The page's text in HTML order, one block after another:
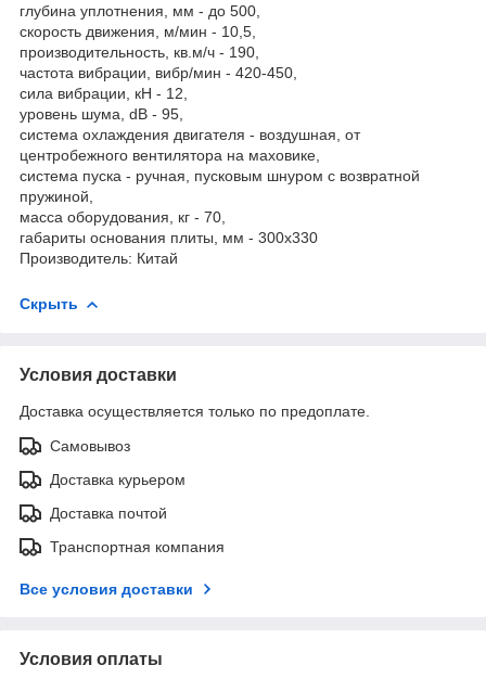
глубина уплотнения, мм - до 500,
скорость движения, м/мин - 10,5,
производительность, кв.м/ч - 190,
частота вибрации, вибр/мин - 420-450,
сила вибрации, кН - 12,
уровень шума, dB - 95,
система охлаждения двигателя - воздушная, от
центробежного вентилятора на маховике,
система пуска - ручная, пусковым шнуром с возвратной
пружиной,
масса оборудования, кг - 70,
габариты основания плиты, мм - 300х330
Производитель: Китай
Скрыть
Условия доставки
Доставка осуществляется только по предоплате.
Самовывоз
Доставка курьером
Доставка почтой
Транспортная компания
Все условия доставки
Условия оплаты